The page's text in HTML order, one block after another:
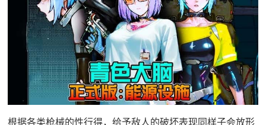
根据各类枪械的性行得，给予敌人的破坏表现同样子会放形